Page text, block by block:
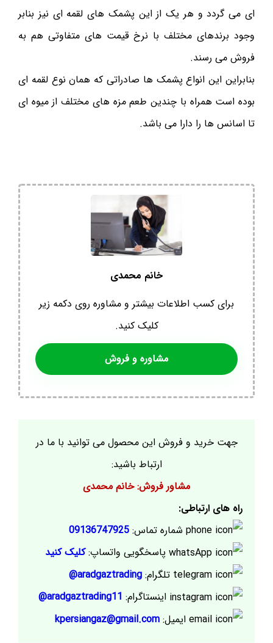
ای می گردد و هر یک از این پشمک های لقمه ای نیز بنابر
وجود برندهای مختلف با نرخ قیمت های متفاوتی هم به
فروش می رسند.
بنابراین این انواع پشمک ها صادراتی که همان نوع لقمه ای
بوده است همراه با چندین طعم مزه های مختلف از میوه ای
تا اسانس ها را دارا می باشد.
خانم محمدی
برای کسب اطلاعات بیشتر و مشاوره روی دکمه زیر
کلیک کنید.
مشاوره و فروش
جهت خرید و فروش این محصول می توانید با ما در
ارتباط باشید:
مشاور فروش: خانم محمدی
راه های ارتباطی:
شماره تماس: 09136747925
پاسخگویی واتساپ:کلیک کنید
تلگرام: aradgaztrading@
اینستاگرام: aradgaztrading11@
ایمیل: kpersiangaz@gmail.com